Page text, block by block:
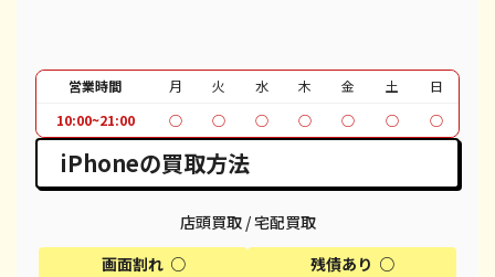
iPhone 11
iPhone 11 Pro
iPhone 11 Pro Max
iPhone XS
¥24,000
¥26,000
¥30,000
¥14,000
¥30,100
¥30,600
¥20,600
営業時間 月 火 水 木 金 土
日
10:00~21:00
○ ○ ○ ○ ○ ○ ○
iPhoneの買取方法
店頭買取 / 宅配買取
画面割れ ○
残債あり ○